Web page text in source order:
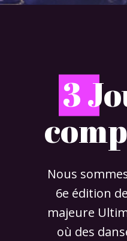
3
Nous
6e édition
majeure
où des